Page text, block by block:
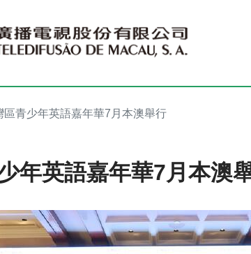
區青少年英語嘉年華7月本澳舉行
年英語嘉年華7月本澳